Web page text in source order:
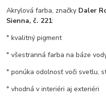
Akrylová farba, značky Daler
Sienna, č. 221:
° kvalitný pigment
° všestranná farba na báze
° ponúka odolnosť voči svetlu,
° vhodná v interiéri aj exteriéri